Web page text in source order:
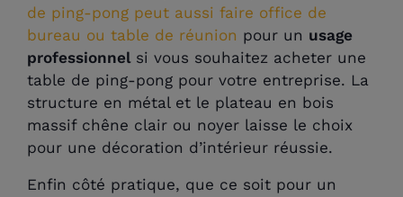
de ping-pong peut aussi faire office de
bureau ou table de réunion pour un usage
professionnelsi vous souhaitez acheter une
table de ping-pong pour votre entreprise. La
structure en métal et le plateau en bois
massif chêne clair ou noyer laisse le choix
pour une décoration d’intérieur réussie.
Enfin côté pratique, que ce soit pour un